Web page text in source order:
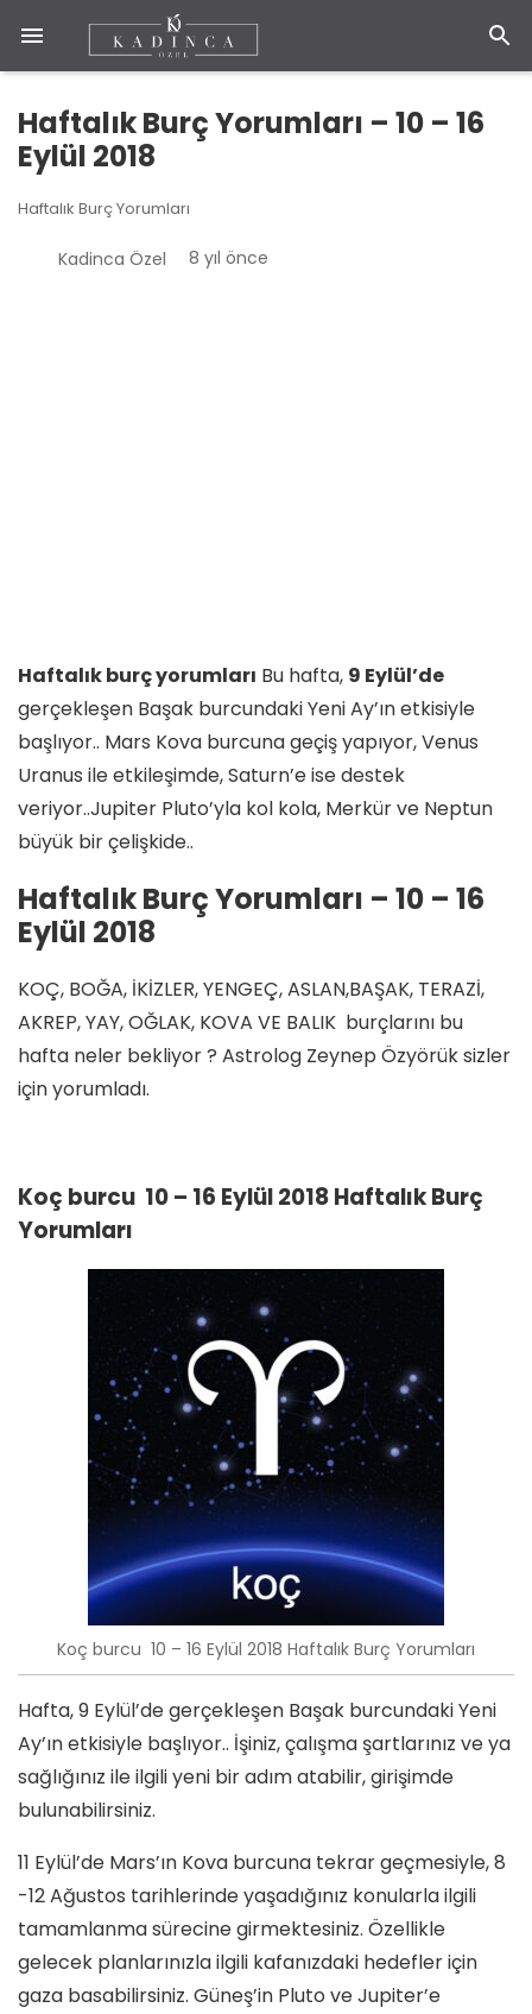
Haftalık Burç Yorumları – 10 – 16
Eylül 2018
Haftalık Burç Yorumları
Kadinca Özel 8 yıl önce
Haftalık burç yorumları Bu hafta, 9 Eylül’de
gerçekleşen Başak burcundaki Yeni Ay’ın etkisiyle
başlıyor.. Mars Kova burcuna geçiş yapıyor, Venus
Uranus ile etkileşimde, Saturn’e ise destek
veriyor..Jupiter Pluto’yla kol kola, Merkür ve Neptun
büyük bir çelişkide..
Haftalık Burç Yorumları – 10 – 16
Eylül 2018
KOÇ, BOĞA, İKİZLER, YENGEÇ, ASLAN,BAŞAK, TERAZİ,
AKREP, YAY, OĞLAK, KOVA VE BALIK burçlarını bu
hafta neler bekliyor ? Astrolog Zeynep Özyörük sizler
için yorumladı.
Koç burcu 10 – 16 Eylül 2018 Haftalık Burç
Yorumları
Koç burcu 10 – 16 Eylül 2018 Haftalık Burç Yorumları
Hafta, 9 Eylül’de gerçekleşen Başak burcundaki Yeni
Ay’ın etkisiyle başlıyor.. İşiniz, çalışma şartlarınız ve ya
sağlığınız ile ilgili yeni bir adım atabilir, girişimde
bulunabilirsiniz.
11 Eylül’de Mars’ın Kova burcuna tekrar geçmesiyle, 8
-12 Ağustos tarihlerinde yaşadığınız konularla ilgili
tamamlanma sürecine girmektesiniz. Özellikle
gelecek planlarınızla ilgili kafanızdaki hedefler için
gaza basabilirsiniz. Güneş’in Pluto ve Jupiter’e